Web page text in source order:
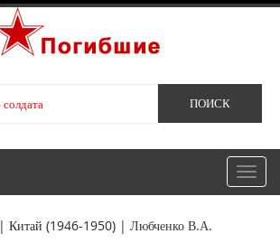
|Китай (1946-1950) |Любченко В.А.